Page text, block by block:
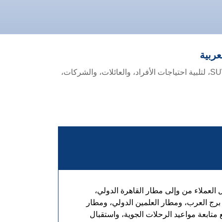
مع الاعتماد على أسطول حديث يضم سيارات تويوتا هاي إس الجديدة، وهيونداي H1 الجديدة، وسيارات السيدان، وسيارات SUV، لتلبية احتياجات الأفراد، والعائلات، والشركات،
من وإلى مطار القاهرة الدولي،
العرب، ومطار العلمين الدولي، ومطار
مواعيد الرحلات الجوية، واستقبال